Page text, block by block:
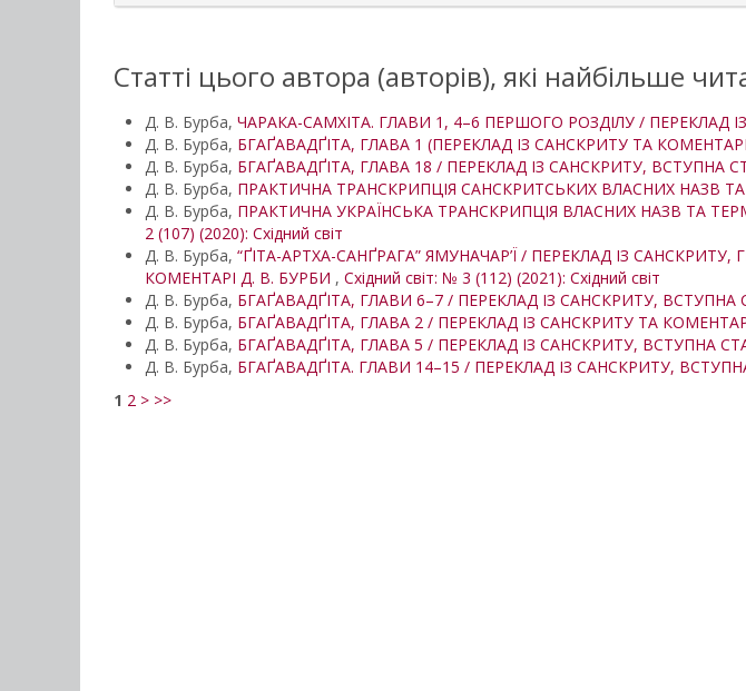
Статті цього автора (авторів), які найбільше
Д. В. Бурба, ЧАРАКА-САМХІТА. ГЛАВИ 1, 4–6 ПЕРШОГО РОЗДІЛУ / ПЕРЕКЛАД
Д. В. Бурба, БГАҐАВАДҐІТА, ГЛАВА 1 (ПЕРЕКЛАД ІЗ САНСКРИТУ ТА
Д. В. Бурба, БГАҐАВАДҐІТА, ГЛАВА 18 / ПЕРЕКЛАД ІЗ САНСКРИТУ, ВСТУПНА
Д. В. Бурба, ПРАКТИЧНА ТРАНСКРИПЦІЯ САНСКРИТСЬКИХ ВЛАСНИХ НАЗВ ТА
Д. В. Бурба, ПРАКТИЧНА УКРАЇНСЬКА ТРАНСКРИПЦІЯ ВЛАСНИХ НАЗВ ТА
2 (107) (2020): Східний світ
Д. В. Бурба, “ҐІТА-АРТХА-САНҐРАГА” ЯМУНАЧАР’Ї / ПЕРЕКЛАД ІЗ
КОМЕНТАРІ Д. В. БУРБИ , Східний світ: № 3 (112) (2021): Східний світ
Д. В. Бурба, БГАҐАВАДҐІТА, ГЛАВИ 6–7 / ПЕРЕКЛАД ІЗ САНСКРИТУ,
Д. В. Бурба, БГАҐАВАДҐІТА, ГЛАВА 2 / ПЕРЕКЛАД ІЗ САНСКРИТУ ТА
Д. В. Бурба, БГАҐАВАДҐІТА, ГЛАВА 5 / ПЕРЕКЛАД ІЗ САНСКРИТУ, ВСТУПНА
Д. В. Бурба, БГАҐАВАДҐІТА. ГЛАВИ 14–15 / ПЕРЕКЛАД ІЗ САНСКРИТУ,
1 2 > >>